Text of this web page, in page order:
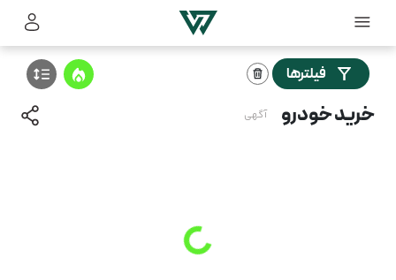
فیلترها
خرید خودرو آگهی
Loading
...